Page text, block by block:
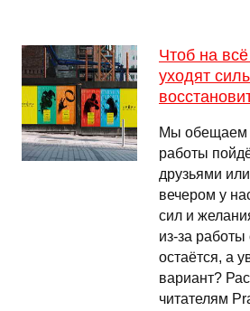
Чтоб на
уходят
Мы обещаем
работы
друзьями
вечером у
сил и
из-за
остаётся, а
вариант?
читателям